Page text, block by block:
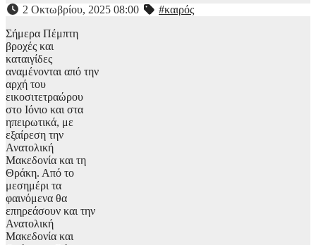
2 Οκτωβρίου, 2025 08:00
#καιρός
Σήμερα Πέμπτη
βροχές και
καταιγίδες
αναμένονται από την
αρχή του
εικοσιτετραώρου
στο Ιόνιο και στα
ηπειρωτικά, με
εξαίρεση την
Ανατολική
Μακεδονία και τη
Θράκη. Από το
μεσημέρι τα
φαινόμενα θα
επηρεάσουν και την
Ανατολική
Μακεδονία και